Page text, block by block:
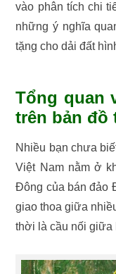
vào phân tích chi
những ý nghĩa
tặng cho dải đất
Tổng quan
trên bản đồ
Nhiều bạn chưa
Việt Nam nằm ở
Đông của bán đảo
giao thoa giữa
thời là cầu nối giữa